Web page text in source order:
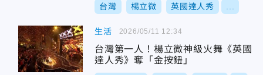
台灣 楊立微 英國達人秀
生活
台灣第一人！楊立微神級火舞《英國
達人秀》奪「金按鈕」
2026/05/11 12:34